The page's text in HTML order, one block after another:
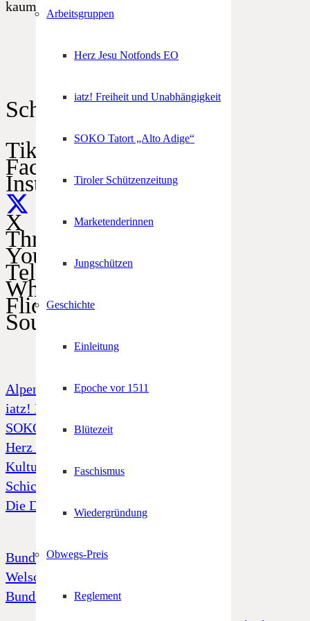
Arbeitsgruppen
Herz Jesu Notfonds EO
iatz! Freiheit und Unabhängigkeit
SOKO Tatort „Alto Adige“
Tiroler Schützenzeitung
Marketenderinnen
Jungschützen
Geschichte
Einleitung
Epoche vor 1511
Blütezeit
Faschismus
Wiedergründung
Obwegs-Preis
Reglement
kaum einem anderen!
Schützen im Netz
TikTok
Facebook
Instagram
X
Threads
YouTube
Telegram
WhatsApp
Flickr
SoundCloud
Alpenregionstreffen
iatz! Freiheit und Unabhängigkeit
SOKO Tatort „Alto Adige“
Herz Jesu Notfonds
Kulturfonds
Schicksal 39
Die Dornenkrone
Bund Tiroler Schützenkompanien
Welschtiroler Schützenbund
Bund Bayerischen Gebirgsschützen